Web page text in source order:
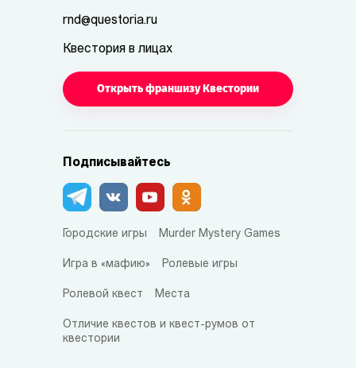
rnd@questoria.ru
Квестория в лицах
Открыть франшизу Квестории
Подписывайтесь
Городские игры Murder Mystery Games
Игра в «мафию» Ролевые игры
Ролевой квест Места
Отличие квестов и квест-румов от
квестории